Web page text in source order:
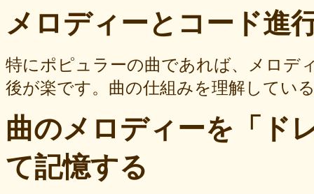
メロディーとコード進
特にポピュラーの曲であれば、メロデ
後が楽です。曲の仕組みを理解してい
曲のメロディーを「ド
て記憶する